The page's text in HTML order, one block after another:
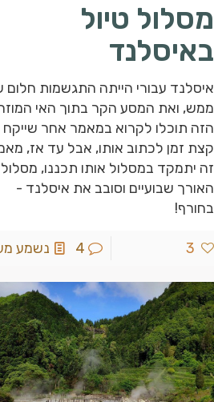
מסלול טיול
באיסלנד
איסלנד עבורי הייתה התגשמות חלום
ממש, ואת המסע הקר בתוך האי
הזה תוכלו לקרוא במאמר אחר שייקח
קצת זמן לכתוב אותו, אבל עד אז,
זה יתמקד במסלול אותו תכננו, מסלול
האורך שבועיים וסובב את איסלנד -
בחורף!
3
4 נשמע